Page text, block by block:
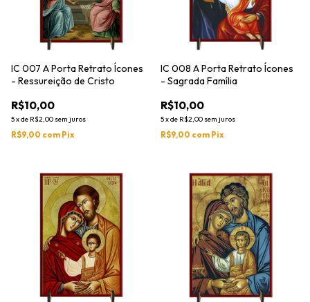
IC 007 A Porta Retrato Ícones
- Ressureição de Cristo
R$10,00
5xde R$2,00 sem juros
R$9,00 com Pix
IC 008 A Porta Retrato Ícones
- Sagrada Família
R$10,00
5xde R$2,00 sem juros
R$9,00 com Pix